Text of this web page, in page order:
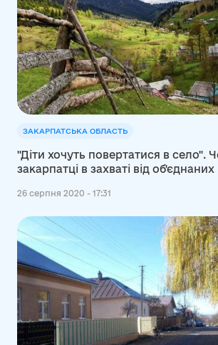
ЗАКАРПАТСЬКА ОБЛАСТЬ
"Діти хочуть повертатися в село".
закарпатці в захваті від
26 серпня 2020 - 17:31